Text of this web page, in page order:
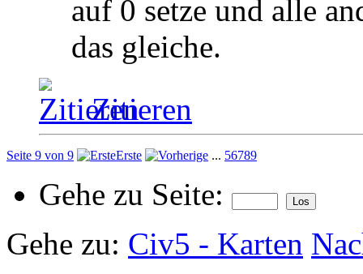
auf 0 setze und alle
das gleiche.
Zitieren
Seite 9 von 9 Erste ... 56789
Gehe zu Seite:
Gehe zu: Civ5 - Karten